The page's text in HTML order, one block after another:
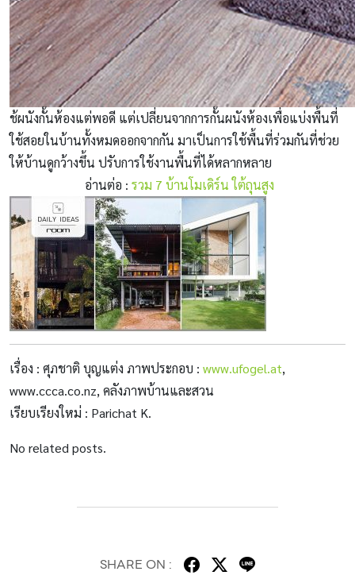
ช้ผนังกั้นห้องแต่พอดี แต่เปลี่ยนจากการกั้นผนังห้องเพื่อแบ่งพื้นที่
ใช้สอยในบ้านทั้งหมดออกจากกัน มาเป็นการใช้พื้นที่ร่วมกันที่ช่วย
ให้บ้านดูกว้างขึ้น ปรับการใช้งานพื้นที่ได้หลากหลาย
อ่านต่อ : รวม 7 บ้านโมเดิร์น ใต้ถุนสูง
เรื่อง : ศุภชาติ บุญแต่ง ภาพประกอบ : www.ufogel.at,
www.ccca.co.nz, คลังภาพบ้านและสวน
เรียบเรียงใหม่ : Parichat K.
No related posts.
SHARE ON :